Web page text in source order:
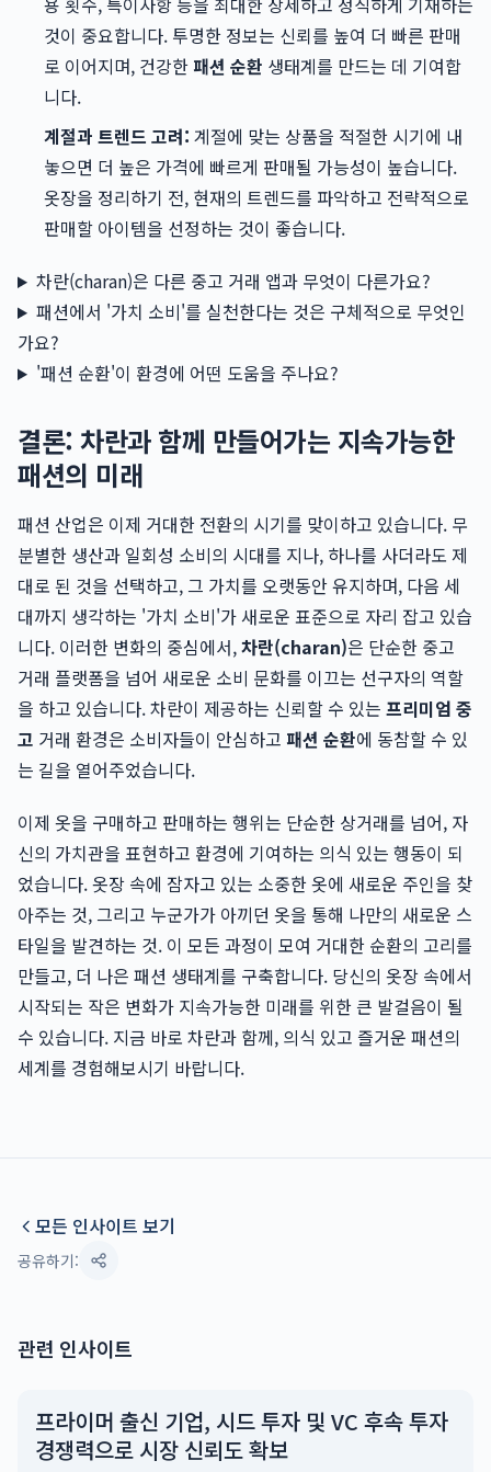
것이 중요합니다. 투명한 정보는 신뢰를 높여 더 빠른 판매
로 이어지며, 건강한 패션 순환 생태계를 만드는 데 기여합
니다.
계절과 트렌드 고려: 계절에 맞는 상품을 적절한 시기에 내
놓으면 더 높은 가격에 빠르게 판매될 가능성이 높습니다.
옷장을 정리하기 전, 현재의 트렌드를 파악하고 전략적으로
판매할 아이템을 선정하는 것이 좋습니다.
차란(charan)은 다른 중고 거래 앱과 무엇이 다른가요?
패션에서 '가치 소비'를 실천한다는 것은 구체적으로 무엇인
가요?
'패션 순환'이 환경에 어떤 도움을 주나요?
결론: 차란과 함께 만들어가는 지속가능한
패션의 미래
패션 산업은 이제 거대한 전환의 시기를 맞이하고 있습니다. 무
분별한 생산과 일회성 소비의 시대를 지나, 하나를 사더라도 제
대로 된 것을 선택하고, 그 가치를 오랫동안 유지하며, 다음 세
대까지 생각하는 '가치 소비'가 새로운 표준으로 자리 잡고 있습
니다. 이러한 변화의 중심에서,차란(charan)은 단순한 중고
거래 플랫폼을 넘어 새로운 소비 문화를 이끄는 선구자의 역할
을 하고 있습니다. 차란이 제공하는 신뢰할 수 있는 프리미엄 중
고 거래 환경은 소비자들이 안심하고 패션 순환에 동참할 수 있
는 길을 열어주었습니다.
이제 옷을 구매하고 판매하는 행위는 단순한 상거래를 넘어, 자
신의 가치관을 표현하고 환경에 기여하는 의식 있는 행동이 되
었습니다. 옷장 속에 잠자고 있는 소중한 옷에 새로운 주인을 찾
아주는 것, 그리고 누군가가 아끼던 옷을 통해 나만의 새로운 스
타일을 발견하는 것. 이 모든 과정이 모여 거대한 순환의 고리를
만들고, 더 나은 패션 생태계를 구축합니다. 당신의 옷장 속에서
시작되는 작은 변화가 지속가능한 미래를 위한 큰 발걸음이 될
수 있습니다. 지금 바로 차란과 함께, 의식 있고 즐거운 패션의
세계를 경험해보시기 바랍니다.
모든 인사이트 보기
공유하기:
관련 인사이트
프라이머 출신 기업, 시드 투자 및 VC 후속 투자
경쟁력으로 시장 신뢰도 확보